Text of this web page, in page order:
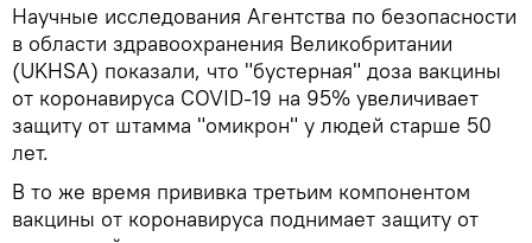
Научные исследования Агентства по безопасности
в области здравоохранения Великобритании
(UKHSA) показали, что "бустерная" доза вакцины
от коронавируса COVID-19 на 95% увеличивает
защиту от штамма "омикрон" у людей старше 50
лет.
В то же время прививка третьим компонентом
вакцины от коронавируса поднимает защиту от